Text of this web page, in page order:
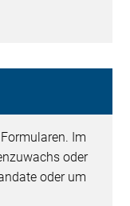
Im
oder
oder um